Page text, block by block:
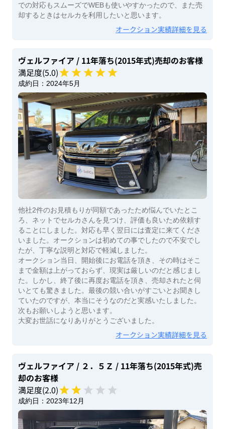
での対応もスムーズでWEBも使いやすかったので、また売
却するときはセルカを利用したいと思います。
オークション実績詳細を見る
ヴェルファイア / 11年落ち(2015年式)売却のお客様
満足度(5.0)
成約日： 2024年5月
他社2件のお見積もりが同額であったため悩んでいたとこ
ろ、ネットでセルカさんを見つけ、評価も良いため依頼す
ることにしました。対応も早く翌日には査定に来てくださ
いました。オークションは初めての事でしたので不安でし
たが、丁寧な説明と対応で軽減しました。
オークション当日、開始後にお電話を頂き、その時はそこ
まで金額は上がっておらず、現実は厳しいのだと感じまし
た。しかし、終了後に再度お電話を頂き、売却されたと伺
いとても驚きました。最後の競い合いがすごいとお聞きし
ていたのですが、本当にそうなのだと実感いたしました。
次もお願いしようと思います。
大変お世話になりありがとうございました。
オークション実績詳細を見る
ヴェルファイア / ２．５Ｚ / 11年落ち(2015年式)売
却のお客様
満足度(2.0)
成約日： 2023年12月